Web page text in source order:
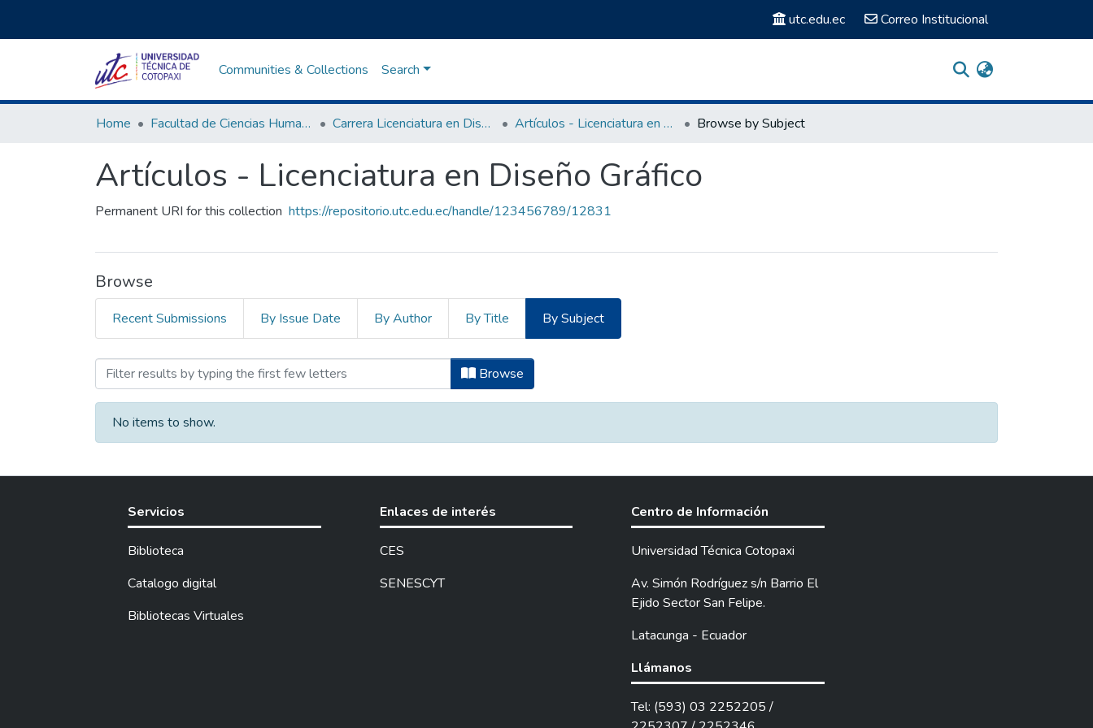
utc.edu.ec Correo Institucional
Communities & Collections Search
Home Facultad de Ciencias Humanas y Educación Carrera Licenciatura en Diseño Gráfico Artículos - Licenciatura en Diseño Gráfico Browse by Subject
Artículos - Licenciatura en Diseño Gráfico
Permanent URI for this collection https://repositorio.utc.edu.ec/handle/123456789/12831
Browse
Recent Submissions By Issue Date By Author By Title By Subject
Browsing Artículos - Licenciatura en Diseño Gráfico by Subject
Browse
No items to show.
Servicios
Biblioteca
Catalogo digital
Bibliotecas Virtuales
Enlaces de interés
CES
SENESCYT
Centro de Información
Universidad Técnica Cotopaxi
Av. Simón Rodríguez s/n Barrio El
Ejido Sector San Felipe.
Latacunga - Ecuador
Llámanos
Tel: (593) 03 2252205 /